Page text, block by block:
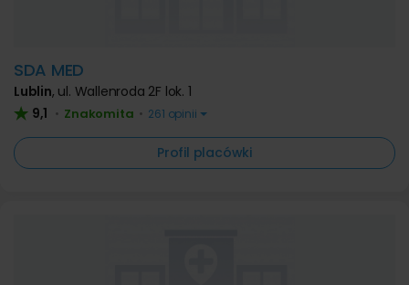
SDA MED
Lublin, ul. Wallenroda 2F lok. 1
9,1 • Znakomita • 261 opinii
Profil placówki